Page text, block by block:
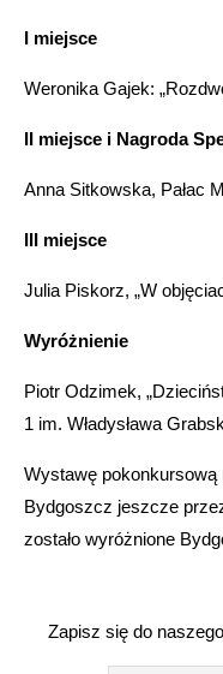
I miejsce
Weronika Gajek:
II miejsce i Nagroda
Anna Sitkowska, Pałac
III miejsce
Julia Piskorz, „W
Wyróżnienie
Piotr Odzimek,
1 im. Władysława
Wystawę
Bydgoszcz jeszcze
zostało wyróżnione
Zapisz się do